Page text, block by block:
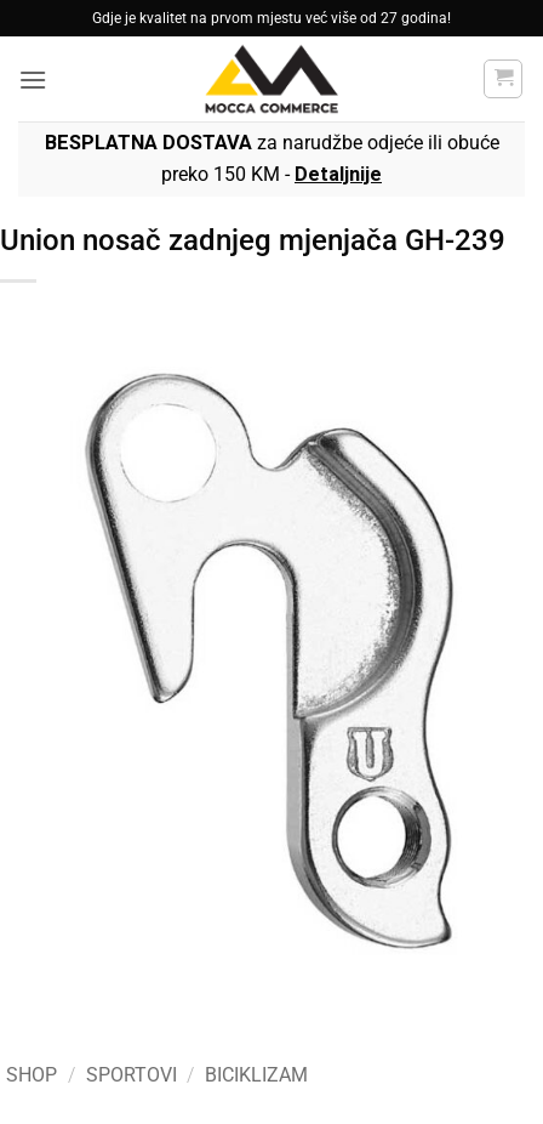
to
content
Gdje je kvalitet na prvom mjestu već više od 27 godina!
BESPLATNA DOSTAVAza narudžbe odjeće ili obuće
preko 150 KM - Detaljnije
Union nosač zadnjeg mjenjača GH-239
SHOP / SPORTOVI / BICIKLIZAM